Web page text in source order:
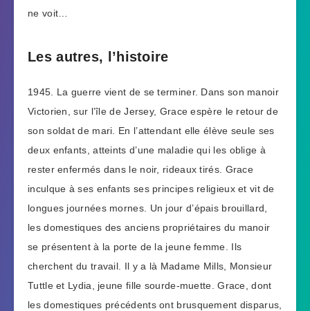
ne voit…
Les autres, l’histoire
1945. La guerre vient de se terminer. Dans son manoir
Victorien, sur l’île de Jersey, Grace espère le retour de
son soldat de mari. En l’attendant elle élève seule ses
deux enfants, atteints d’une maladie qui les oblige à
rester enfermés dans le noir, rideaux tirés. Grace
inculque à ses enfants ses principes religieux et vit de
longues journées mornes. Un jour d’épais brouillard,
les domestiques des anciens propriétaires du manoir
se présentent à la porte de la jeune femme. Ils
cherchent du travail. Il y a là Madame Mills, Monsieur
Tuttle et Lydia, jeune fille sourde-muette. Grace, dont
les domestiques précédents ont brusquement disparus,